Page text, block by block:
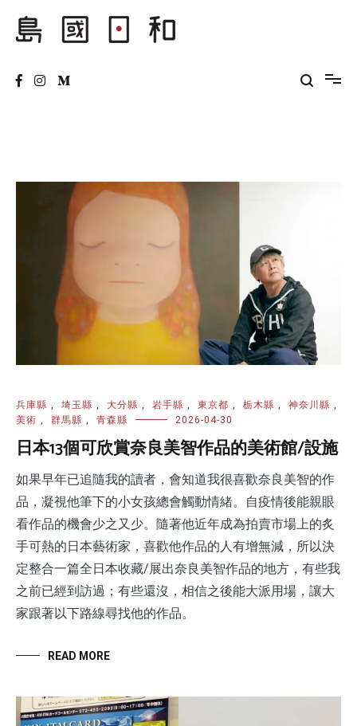
content
兵庫縣 , 埼玉縣 , 大分縣 , 岩手縣 , 東京都 , 栃木縣 , 神奈川縣 ,
美術 , 群馬縣 , 青森縣 2026-04-30
日本13個可欣賞奈良美智作品的美術館/設施
如果早年已追隨我的讀者，會知道我很喜歡奈良美智的作
品，凝視他筆下的小女孩總會觸動情緒。自疫情後能親眼
看作品的機會少之又少。隨著他近年成為拍賣市場上的炙
手可熱的日本藝術家，喜歡他作品的人有增無減，所以決
定整合一篇全日本收藏/展出奈良美智作品的地方，有些我
之前已經到訪過；有些還沒，相信之後能大派用場，讓大
家跟著以下路線尋找他的作品。
READ MORE